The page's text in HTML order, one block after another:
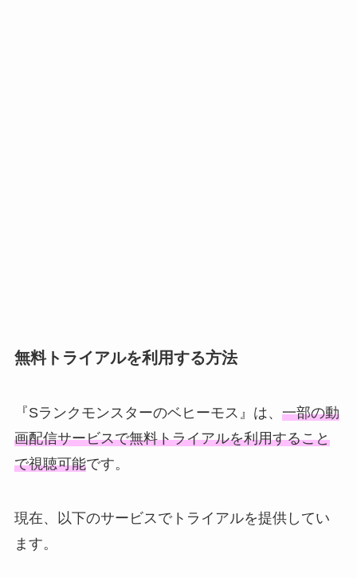
無料トライアルを利用する方法
『Sランクモンスターのベヒーモス』は、 一部の動
画配信サービスで無料トライアルを利用すること
で視聴可能です。
現在、以下のサービスでトライアルを提供してい
ます。